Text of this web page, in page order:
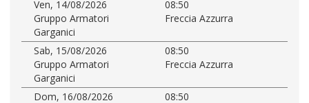
Ven, 14/08/2026
08:50
Gruppo Armatori
Garganici
Freccia Azzurra
Sab, 15/08/2026
08:50
Gruppo Armatori
Garganici
Freccia Azzurra
Dom, 16/08/2026
08:50